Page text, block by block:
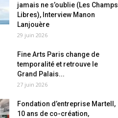
jamais ne s’oublie (Les Champs
Libres), Interview Manon
Lanjouère
29 juin 2026
Fine Arts Paris change de
temporalité et retrouve le
Grand Palais...
27 juin 2026
Fondation d’entreprise Martell,
10 ans de co-création,